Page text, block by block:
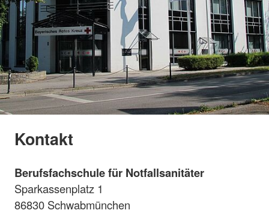
Kontakt
Berufsfachschule für Notfallsanitäter
Sparkassenplatz 1
86830 Schwabmünchen